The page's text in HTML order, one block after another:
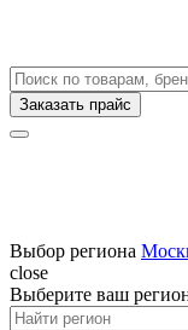
Заказать прайс
Выбор региона
close
Выберите ваш